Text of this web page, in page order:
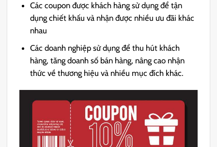
Các coupon được khách hàng sử dụng để tận
dụng chiết khấu và nhận được nhiều ưu đãi khác
nhau
Các doanh nghiệp sử dụng để thu hút khách
hàng, tăng doanh số bán hàng, nâng cao nhận
thức về thương hiệu và nhiều mục đích khác.